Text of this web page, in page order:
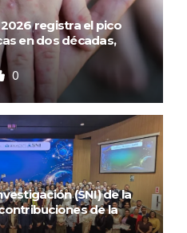
registra el pico
en dos décadas,
0
(SNI) de la
de la